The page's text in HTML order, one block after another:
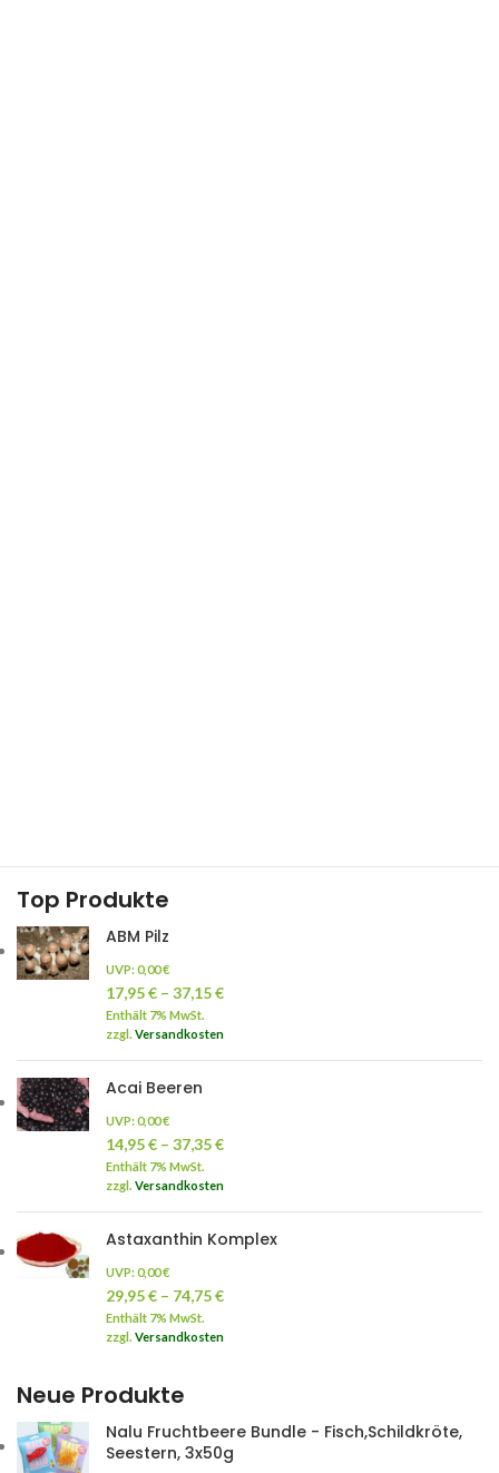
Top Produkte
ABM Pilz
UVP:0,00€
17,95€ – 37,15€
Enthält 7% MwSt.
zzgl. Versandkosten
Acai Beeren
UVP:0,00€
14,95€ – 37,35€
Enthält 7% MwSt.
zzgl. Versandkosten
Astaxanthin Komplex
UVP:0,00€
29,95€ – 74,75€
Enthält 7% MwSt.
zzgl. Versandkosten
Neue Produkte
Nalu Fruchtbeere Bundle - Fisch,Schildkröte,
Seestern, 3x50g